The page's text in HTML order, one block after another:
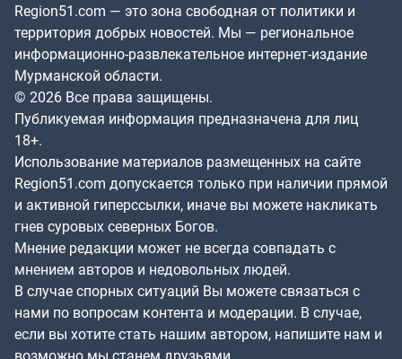
Region51.com — это зона свободная от политики и
территория добрых новостей. Мы — региональное
информационно-развлекательное интернет-издание
Мурманской области.
© 2026 Все права защищены.
Публикуемая информация предназначена для лиц
18+.
Использование материалов размещенных на сайте
Region51.com допускается только при наличии прямой
и активной гиперссылки, иначе вы можете накликать
гнев суровых северных Богов.
Мнение редакции может не всегда совпадать с
мнением авторов и недовольных людей.
В случае спорных ситуаций Вы можете связаться с
нами по вопросам контента и модерации. В случае,
если вы хотите стать нашим автором, напишите нам и